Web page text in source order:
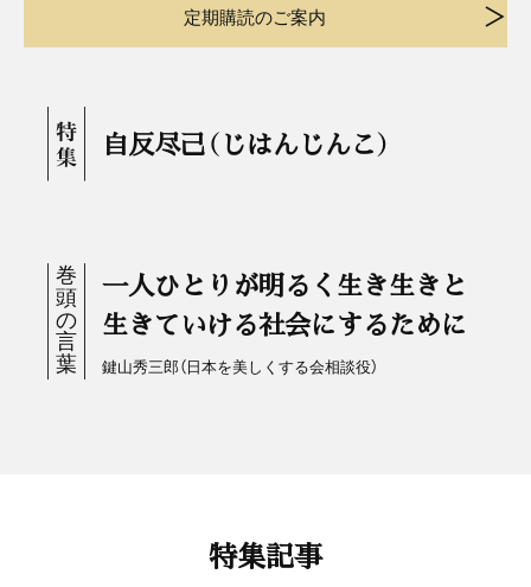
定期購読のご案内
自反尽己（じはんじんこ）
一人ひとりが明るく生き生きと
生きていける社会にするために
鍵山秀三郎（日本を美しくする会相談役）
特集記事